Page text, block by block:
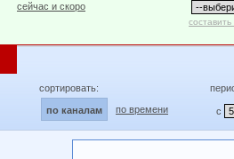
сейчас и скоро
сортировать:
по каналам по времени с